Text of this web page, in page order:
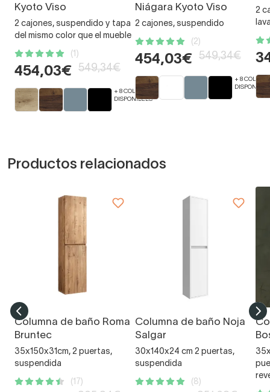
Kyoto Viso
2 cajones, suspendido y tapa
del mismo color que el mueble
(1)
454,03€ 549,34€
+ 8 COLORES
DISPONIBLES
Niágara Kyoto Viso
2 cajones, suspendido
(2)
454,03€ 549,34€
+ 8
2
Productos relacionados
Columna de baño Roma
Bruntec
35x150x31cm, 2 puertas,
suspendida
(17)
Columna de baño Noja
Salgar
30x140x24 cm 2 puertas,
suspendida
(8)